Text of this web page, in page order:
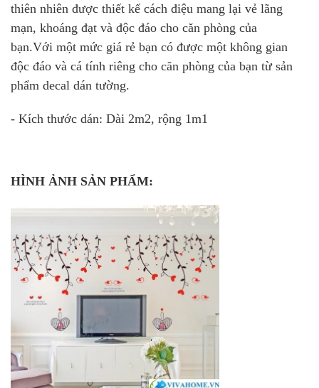
thiên nhiên được thiết kế cách điệu mang lại vẻ lãng
mạn, khoáng đạt và độc đáo cho căn phòng của
bạn.Với một mức giá rẻ bạn có được một không gian
độc đáo và cá tính riêng cho căn phòng của bạn từ sản
phẩm decal dán tường.
- Kích thước dán: Dài 2m2, rộng 1m1
HÌNH ẢNH SẢN PHẨM: